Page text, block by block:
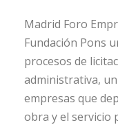
Madrid Foro
Fundación Pons
procesos de
administrativa,
empresas que
obra y el servicio